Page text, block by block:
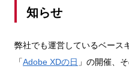
知らせ
弊社でも運営しているベース
「Adobe XDの日 」の開催、